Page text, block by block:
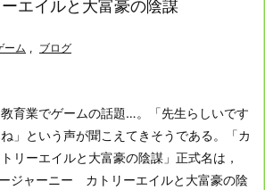
ーエイルと大富豪の陰謀
ーム , ブログ
教育業でゲームの話題…。「先生らしいです
ね」という声が聞こえてきそうである。
「カ
トリーエイルと大富豪の陰謀」 正式名は，
ジャーニー カトリーエイルと大富豪の陰